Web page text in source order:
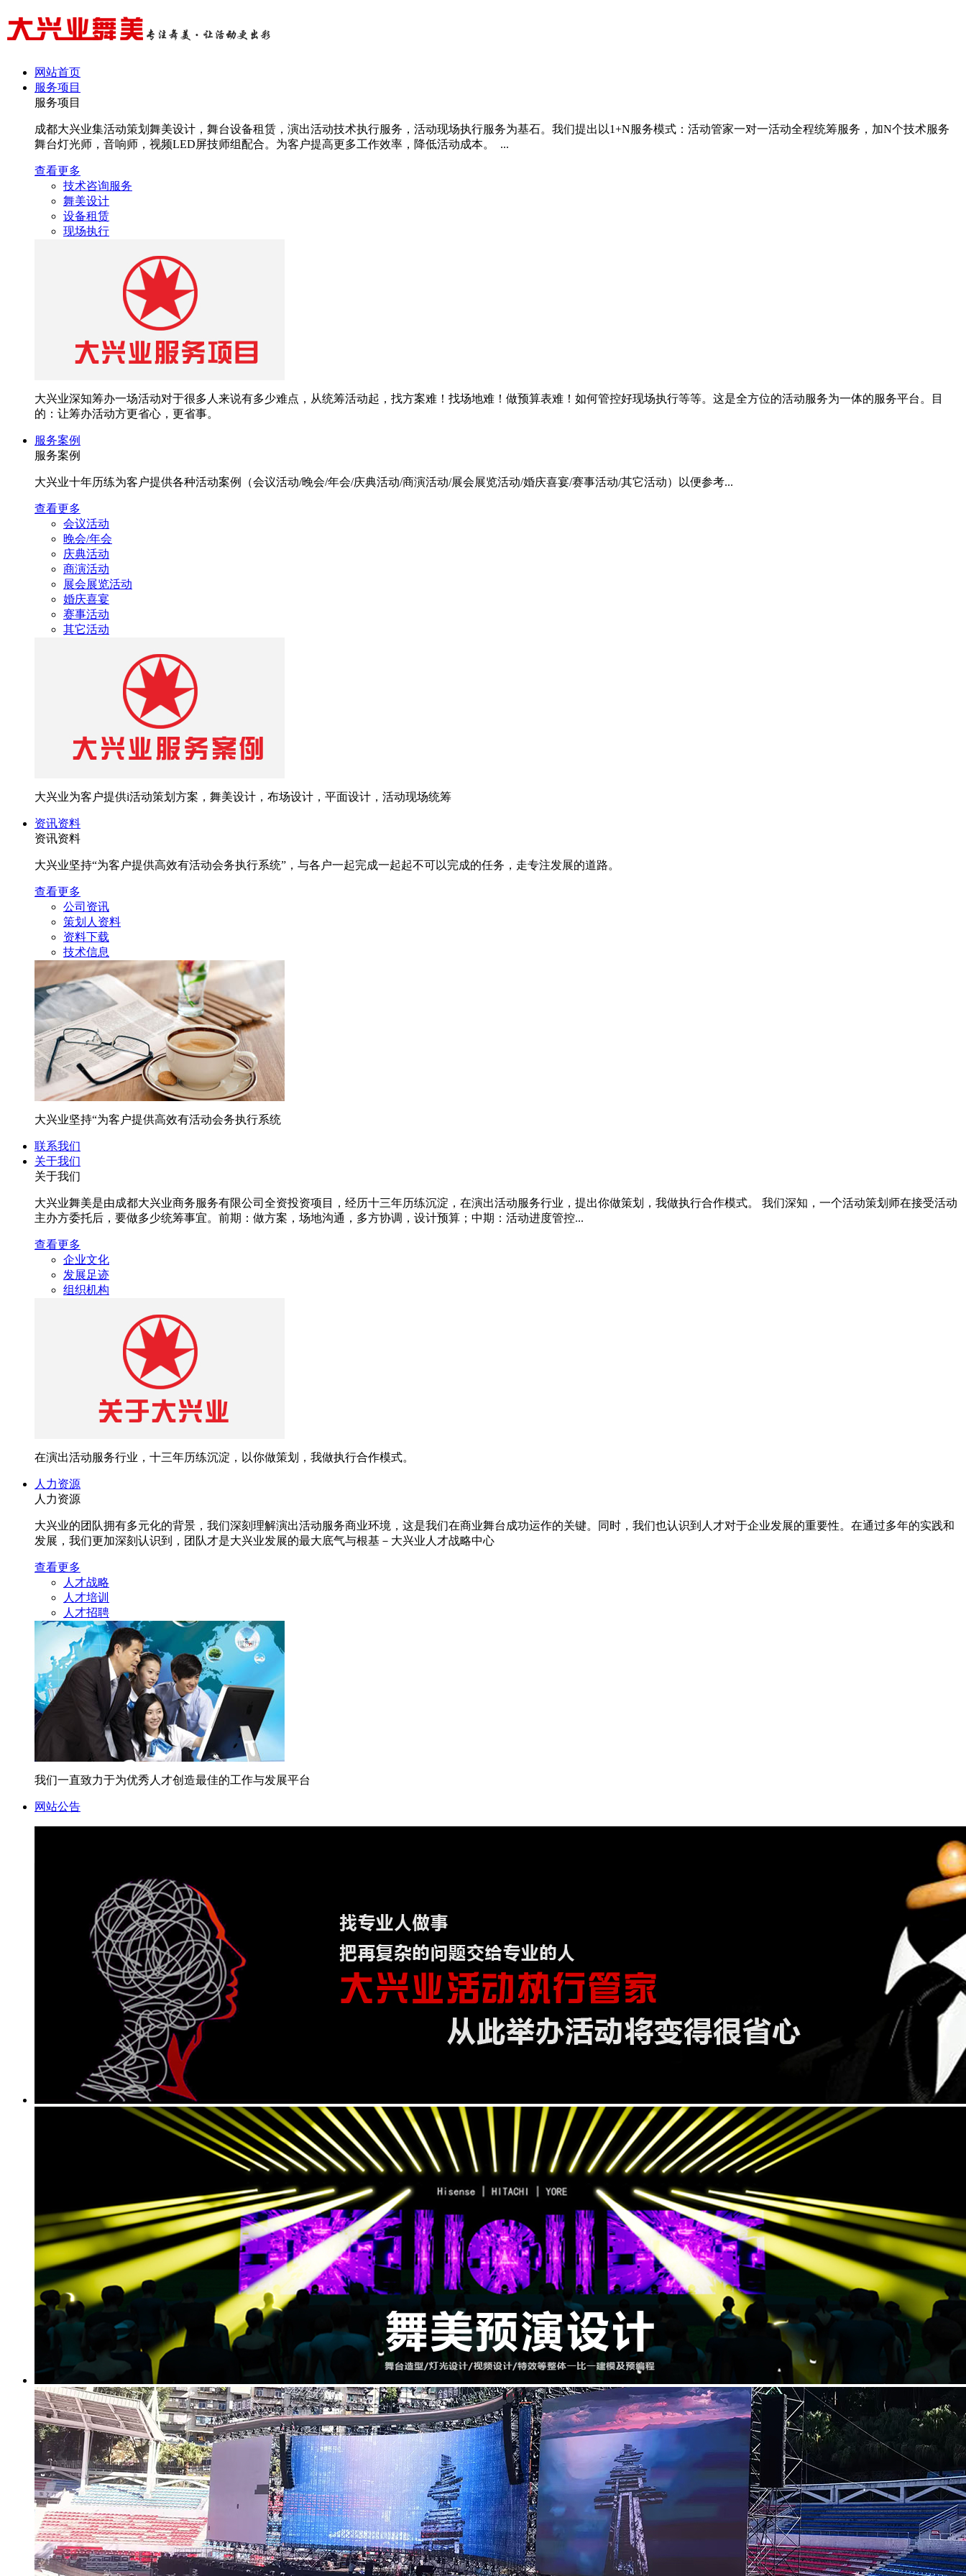
网站首页
服务项目
服务项目
成都大兴业集活动策划舞美设计，舞台设备租赁，演出活动技术执行服务，活动现场执行服务为基石。我们提出以1+N服务模式：活动管家一对一活动全程统筹服务，加N个技术服务
舞台灯光师，音响师，视频LED屏技师组配合。为客户提高更多工作效率，降低活动成本。 ...
查看更多
技术咨询服务
舞美设计
设备租赁
现场执行
大兴业深知筹办一场活动对于很多人来说有多少难点，从统筹活动起，找方案难！找场地难！做预算表难！如何管控好现场执行等等。这是全方位的活动服务为一体的服务平台。目
的：让筹办活动方更省心，更省事。
服务案例
服务案例
大兴业十年历练为客户提供各种活动案例（会议活动/晚会/年会/庆典活动/商演活动/展会展览活动/婚庆喜宴/赛事活动/其它活动）以便参考...
查看更多
会议活动
晚会/年会
庆典活动
商演活动
展会展览活动
婚庆喜宴
赛事活动
其它活动
大兴业为客户提供i活动策划方案，舞美设计，布场设计，平面设计，活动现场统筹
资讯资料
资讯资料
大兴业坚持“为客户提供高效有活动会务执行系统”，与各户一起完成一起起不可以完成的任务，走专注发展的道路。
查看更多
公司资讯
策划人资料
资料下载
技术信息
大兴业坚持“为客户提供高效有活动会务执行系统
联系我们
关于我们
关于我们
大兴业舞美是由成都大兴业商务服务有限公司全资投资项目，经历十三年历练沉淀，在演出活动服务行业，提出你做策划，我做执行合作模式。 我们深知，一个活动策划师在接受活动
主办方委托后，要做多少统筹事宜。前期：做方案，场地沟通，多方协调，设计预算；中期：活动进度管控...
查看更多
企业文化
发展足迹
组织机构
在演出活动服务行业，十三年历练沉淀，以你做策划，我做执行合作模式。
人力资源
人力资源
大兴业的团队拥有多元化的背景，我们深刻理解演出活动服务商业环境，这是我们在商业舞台成功运作的关键。同时，我们也认识到人才对于企业发展的重要性。在通过多年的实践和
发展，我们更加深刻认识到，团队才是大兴业发展的最大底气与根基－大兴业人才战略中心
查看更多
人才战略
人才培训
人才招聘
我们一直致力于为优秀人才创造最佳的工作与发展平台
网站公告